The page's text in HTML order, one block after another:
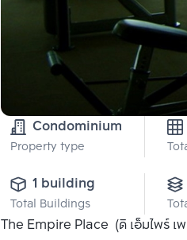
Condominium
Property type
1 building
Total Buildings
The Empire Place (ดิ เอ็มไพร์ เ